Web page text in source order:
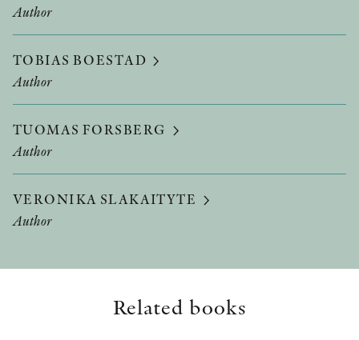
Author
TOBIAS BOESTAD
Author
TUOMAS FORSBERG
Author
VERONIKA SLAKAITYTE
Author
Related books